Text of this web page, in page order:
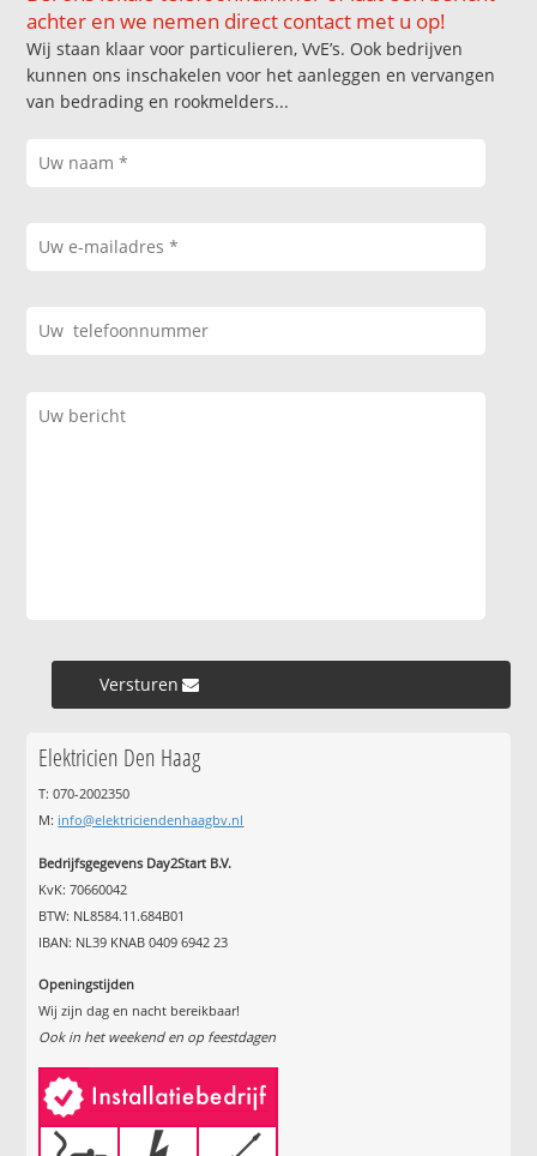
achter en we nemen direct contact met u op!
Wij staan klaar voor particulieren, VvE’s. Ook bedrijven
kunnen ons inschakelen voor het aanleggen en vervangen
van bedrading en rookmelders...
Versturen »
Elektricien Den Haag
T: 070-2002350
M: info@elektriciendenhaagbv.nl
Bedrijfsgegevens Day2Start B.V.
KvK: 70660042
BTW: NL8584.11.684B01
IBAN: NL39 KNAB 0409 6942 23
Openingstijden
Wij zijn dag en nacht bereikbaar!
Ook in het weekend en op feestdagen